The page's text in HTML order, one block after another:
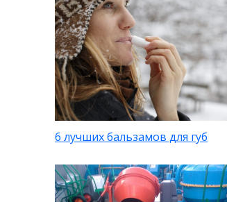
6 лучших бальзамов для губ